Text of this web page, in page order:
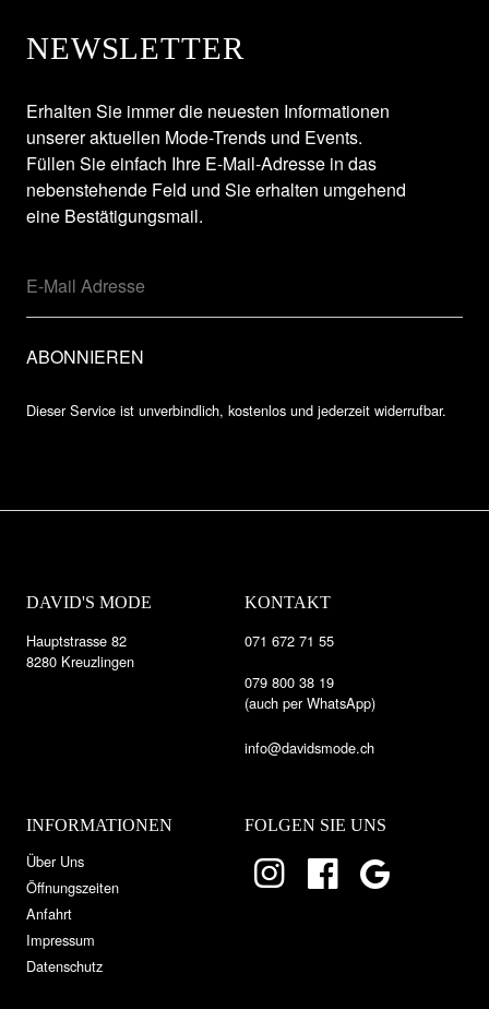
NEWSLETTER
Erhalten Sie immer die neuesten Informationen
unserer aktuellen Mode-Trends und Events.
Füllen Sie einfach Ihre E-Mail-Adresse in das
nebenstehende Feld und Sie erhalten umgehend
eine Bestätigungsmail.
Dieser Service ist unverbindlich, kostenlos und jederzeit widerrufbar.
DAVID'S MODE
Hauptstrasse 82
8280 Kreuzlingen
KONTAKT
071 672 71 55
079 800 38 19
(auch per WhatsApp)
info@davidsmode.ch
INFORMATIONEN
Über Uns
Öffnungszeiten
Anfahrt
Impressum
Datenschutz
FOLGEN SIE UNS